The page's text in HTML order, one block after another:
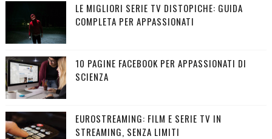
LE MIGLIORI SERIE TV DISTOPICHE: GUIDA
COMPLETA PER APPASSIONATI
10 PAGINE FACEBOOK PER APPASSIONATI DI
SCIENZA
EUROSTREAMING: FILM E SERIE TV IN
STREAMING, SENZA LIMITI